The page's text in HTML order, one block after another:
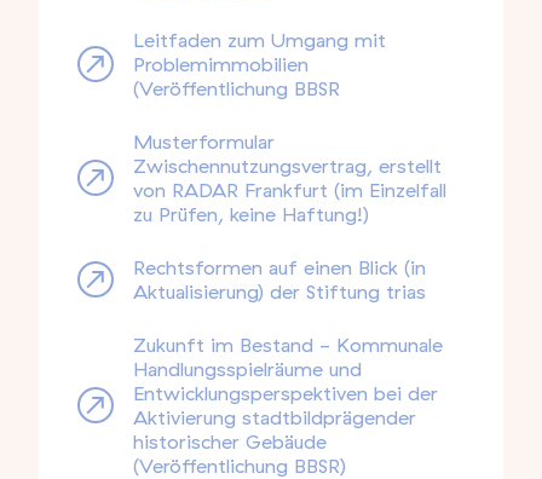
Leitfaden zum Umgang mit
Problemimmobilien
(Veröffentlichung BBSR
Musterformular
Zwischennutzungsvertrag, erstellt
von RADAR Frankfurt (im Einzelfall
zu Prüfen, keine Haftung!)
Rechtsformen auf einen Blick (in
Aktualisierung) der Stiftung trias
Zukunft im Bestand - Kommunale
Handlungsspielräume und
Entwicklungsperspektiven bei der
Aktivierung stadtbildprägender
historischer Gebäude
(Veröffentlichung BBSR)